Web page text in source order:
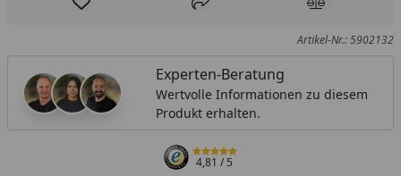
Produkt zur Wunschliste hinzufügen
Teilen Produkt
Artikel-Nr.: 5902132
Experten-Beratung
Wertvolle Informationen zu diesem
Produkt erhalten.
4,81/ 5